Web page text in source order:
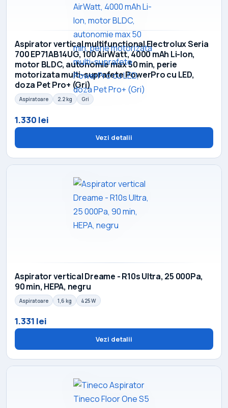
Aspirator vertical multifunctional Electrolux Seria
700 EP71AB14UG, 100 AirWatt, 4000 mAh Li-Ion,
motor BLDC, autonomie max 50 min, perie
motorizata multi-suprafete PowerPro cu LED,
doza Pet Pro+ (Gri)
Aspiratoare 2.2 kg Gri
1.330 lei
Vezi detalii
Aspirator vertical Dreame - R10s Ultra, 25 000Pa,
90 min, HEPA, negru
Aspiratoare 1,6 kg 425 W
1.331 lei
Vezi detalii